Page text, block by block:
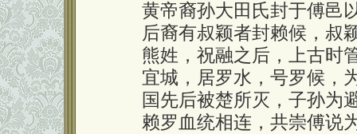
黄帝裔孙大田氏封于傅邑
后裔有叔颖者封赖候，叔
熊姓，祝融之后，上古时
宜城，居罗水，号罗候，
国先后被楚所灭，子孙为
赖罗血统相连，共崇傅说